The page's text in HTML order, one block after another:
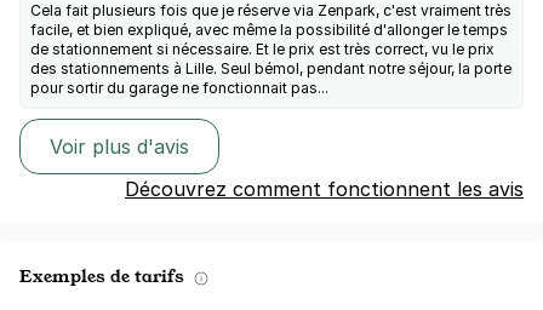
Cela fait plusieurs fois que je réserve via Zenpark, c'est vraiment très
facile, et bien expliqué, avec même la possibilité d'allonger le temps
de stationnement si nécessaire. Et le prix est très correct, vu le prix
des stationnements à Lille. Seul bémol, pendant notre séjour, la porte
pour sortir du garage ne fonctionnait pas...
Voir plus d'avis
Découvrez comment fonctionnent les avis
Exemples de tarifs